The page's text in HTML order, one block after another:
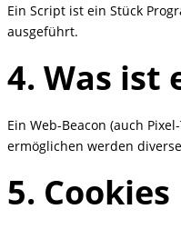
Ein Script ist ein Stück
ausgeführt.
4. Was ist
Ein Web-Beacon (auch
ermöglichen werden
5. Cookies